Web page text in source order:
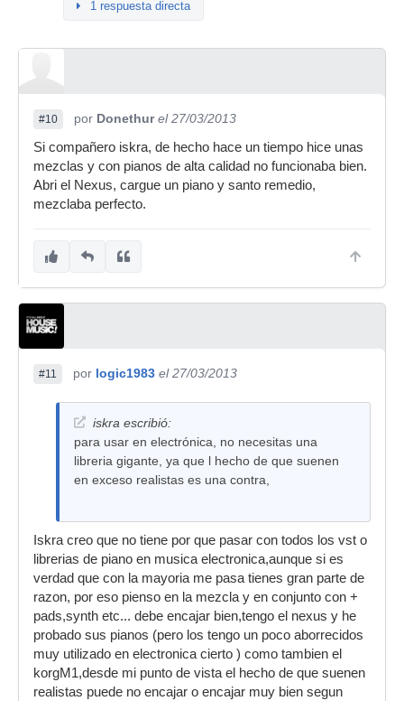
1 respuesta directa
#10 por Donethur el 27/03/2013
Si compañero iskra, de hecho hace un tiempo hice unas
mezclas y con pianos de alta calidad no funcionaba bien.
Abri el Nexus, cargue un piano y santo remedio,
mezclaba perfecto.
#11 por logic1983 el 27/03/2013
iskra escribió:
para usar en electrónica, no necesitas una
libreria gigante, ya que l hecho de que suenen
en exceso realistas es una contra,
Iskra creo que no tiene por que pasar con todos los vst o
librerias de piano en musica electronica,aunque si es
verdad que con la mayoria me pasa tienes gran parte de
razon, por eso pienso en la mezcla y en conjunto con +
pads,synth etc... debe encajar bien,tengo el nexus y he
probado sus pianos (pero los tengo un poco aborrecidos
muy utilizado en electronica cierto ) como tambien el
korgM1,desde mi punto de vista el hecho de que suenen
realistas puede no encajar o encajar muy bien segun